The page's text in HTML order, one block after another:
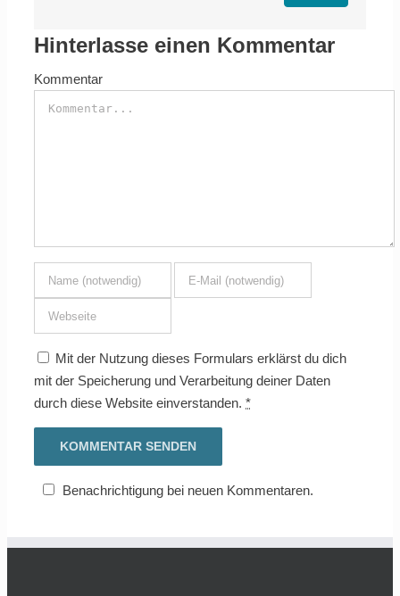
Hinterlasse einen Kommentar
Kommentar
Mit der Nutzung dieses Formulars erklärst du dich
mit der Speicherung und Verarbeitung deiner Daten
durch diese Website einverstanden. *
Benachrichtigung bei neuen Kommentaren.